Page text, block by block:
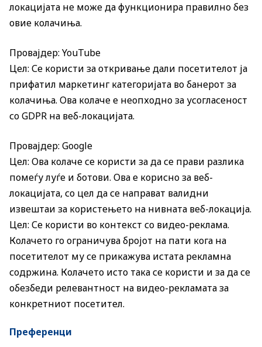
локацијата не може да функционира правилно без
овие колачиња.
Провајдер: YouTube
Цел: Се користи за откривање дали посетителот ја
прифатил маркетинг категоријата во банерот за
колачиња. Ова колаче е неопходно за усогласеност
со GDPR на веб-локацијата.
Провајдер: Google
Цел: Ова колаче се користи за да се прави разлика
помеѓу луѓе и ботови. Ова е корисно за веб-
локацијата, со цел да се направат валидни
извештаи за користењето на нивната веб-локација.
Цел: Се користи во контекст со видео-реклама.
Колачето го ограничува бројот на пати кога на
посетителот му се прикажува истата рекламна
содржина. Колачето исто така се користи и за да се
обезбеди релевантност на видео-рекламата за
конкретниот посетител.
Преференци